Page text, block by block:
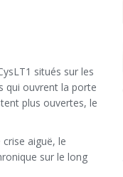
situés sur les
qui ouvrent la porte
plus ouvertes, le
aiguë, le
sur le long